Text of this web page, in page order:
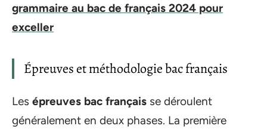
grammaire au bac de français 2024 pour
exceller
Épreuves et méthodologie bac français
Les épreuves bac français se déroulent
généralement en deux phases. La première